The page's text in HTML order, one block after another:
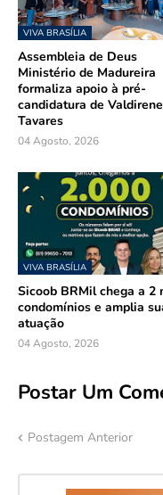
VIVA BRASÍLIA
Assembleia de Deus
Ministério de Madureira
formaliza apoio à pré-
candidatura de Valdirene
Tavares
04 Agosto, 2026
VIVA BRASÍLIA
Sicoob BRMil chega a 2
condomínios e amplia
atuação
04 Agosto, 2026
Postar Um
Postagem Anterior